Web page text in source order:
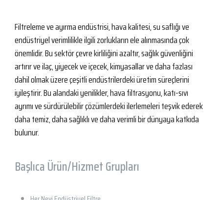
Filtreleme ve ayırma endüstrisi, hava kalitesi, su saflığı ve
endüstriyel verimlilikle ilgili zorlukların ele alınmasında çok
önemlidir. Bu sektör çevre kirliliğini azaltır, sağlık güvenliğini
artırır ve ilaç, yiyecek ve içecek, kimyasallar ve daha fazlası
dahil olmak üzere çeşitli endüstrilerdeki üretim süreçlerini
iyileştirir. Bu alandaki yenilikler, hava filtrasyonu, katı-sıvı
ayrımı ve sürdürülebilir çözümlerdeki ilerlemeleri teşvik ederek
daha temiz, daha sağlıklı ve daha verimli bir dünyaya katkıda
bulunur.
Başlıca Ürün/Hizmet Grupları